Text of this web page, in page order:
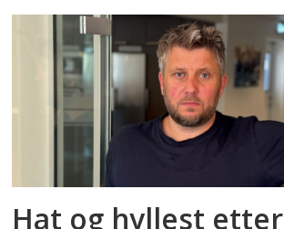
Hat og hyllest etter